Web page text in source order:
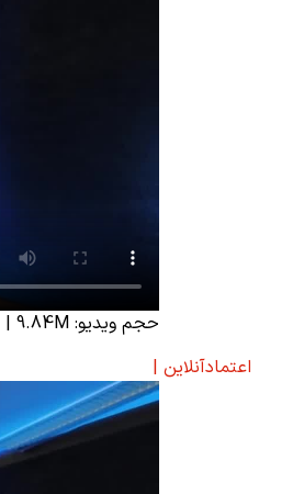
حجم ویدیو: 9.84M |
اعتمادآنلاین |